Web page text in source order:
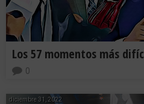
Los 57 momentos más
0
diciembre 31, 2022